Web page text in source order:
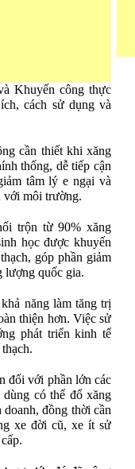
Khuyến công thực
cách sử dụng và
cần thiết khi xăng
thống, dễ tiếp cận
tâm lý e ngại và
với môi trường.
trộn từ 90% xăng
học được khuyến
góp phần giảm
lượng quốc gia.
năng làm tăng trị
thiện hơn. Việc sử
phát triển kinh tế
đối với phần lớn các
có thể đổ xăng
đồng thời cần
xe đời cũ, xe ít sử